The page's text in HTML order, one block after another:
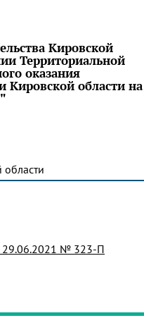
Кировской
Территориальной
оказания
области на
области
29.06.2021 № 323-П